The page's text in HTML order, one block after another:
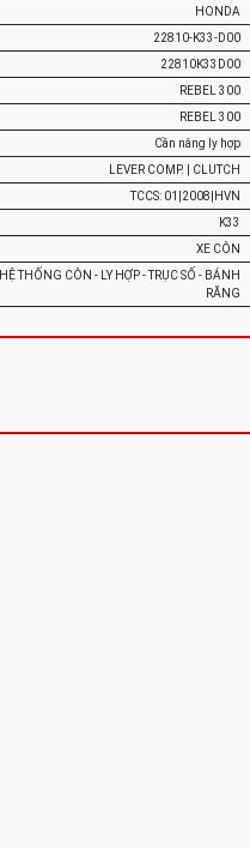
HONDA
22810-K33-D00
22810K33D00
REBEL 300
REBEL 300
Cần nâng ly hợp
LEVER COMP. | CLUTCH
TCCS: 01|2008|HVN
K33
XE CÔN
HỆ THỐNG CÔN - LY HỢP - TRỤC SỐ - BÁNH
RĂNG